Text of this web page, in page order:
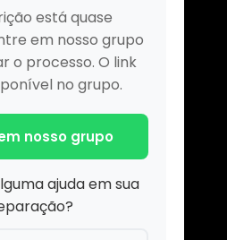
está quase
em nosso grupo
o processo. O link
no grupo.
nosso grupo
ajuda em sua